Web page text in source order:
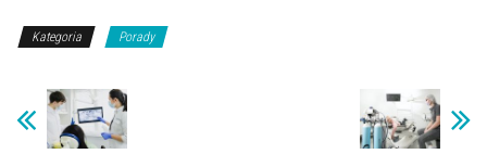
Kategoria Porady